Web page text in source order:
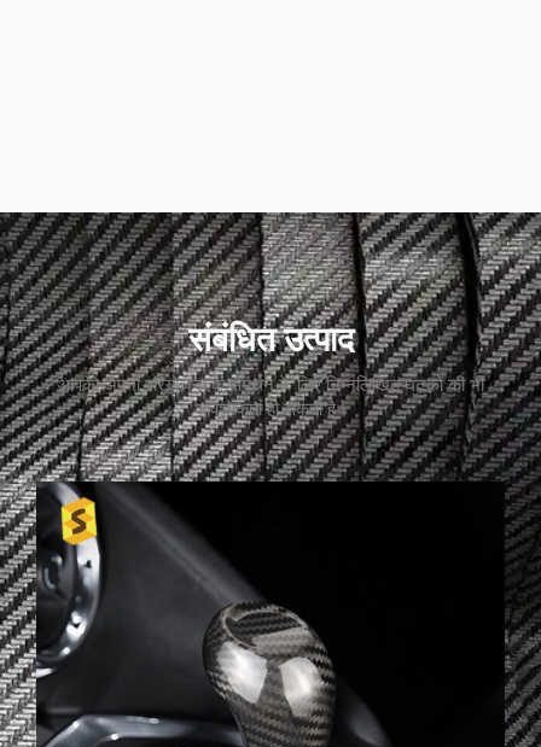
संबंधित उत्पाद
आपको अपनी परियोजना के समर्थन के लिए निम्नलिखित घटकों की भी
आवश्यकता हो सकती है।